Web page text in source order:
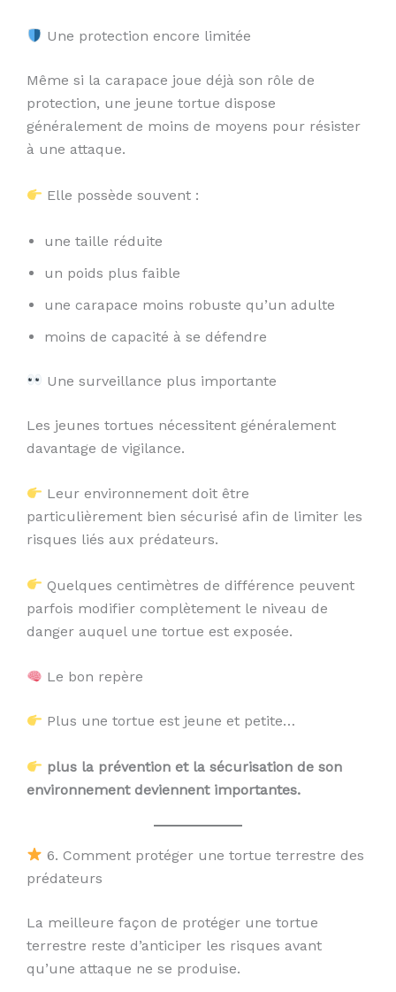
Une protection encore limitée
Même si la carapace joue déjà son rôle de
protection, une jeune tortue dispose
généralement de moins de moyens pour résister
à une attaque.
Elle possède souvent :
une taille réduite
un poids plus faible
une carapace moins robuste qu’un adulte
moins de capacité à se défendre
Une surveillance plus importante
Les jeunes tortues nécessitent généralement
davantage de vigilance.
Leur environnement doit être
particulièrement bien sécurisé afin de limiter les
risques liés aux prédateurs.
Quelques centimètres de différence peuvent
parfois modifier complètement le niveau de
danger auquel une tortue est exposée.
Le bon repère
Plus une tortue est jeune et petite…
plus la prévention et la sécurisation de son
environnement deviennent importantes.
6. Comment protéger une tortue terrestre des
prédateurs
La meilleure façon de protéger une tortue
terrestre reste d’anticiper les risques avant
qu’une attaque ne se produise.